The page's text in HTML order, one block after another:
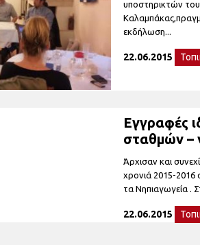
υποστηρικτών του
εκδήλωση...
22.06.2015
Εγγραφές
σταθμών –
Άρχισαν και
χρονιά 2015-2016
τα Νηπιαγωγεία .
22.06.2015